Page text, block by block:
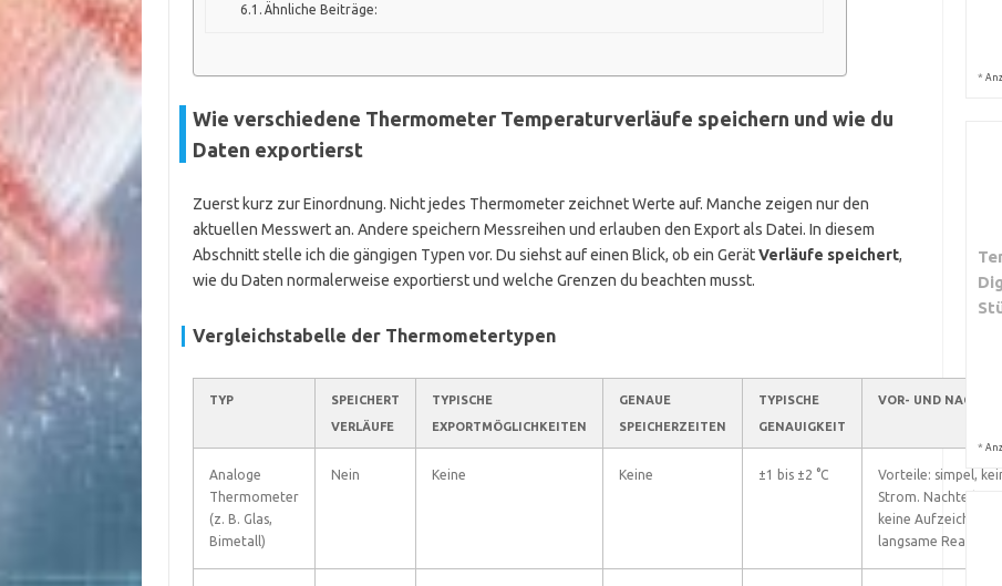
Ähnliche Beiträge:
Wie verschiedene Thermometer Temperaturverläufe speichern und wie du
Daten exportierst
Zuerst kurz zur Einordnung. Nicht jedes Thermometer zeichnet Werte auf. Manche zeigen nur den
aktuellen Messwert an. Andere speichern Messreihen und erlauben den Export als Datei. In diesem
Abschnitt stelle ich die gängigen Typen vor. Du siehst auf einen Blick, ob ein GerätVerläufe speichert,
wie du Daten normalerweise exportierst und welche Grenzen du beachten musst.
Vergleichstabelle der Thermometertypen
TYP
SPEICHERT
VERLÄUFE
TYPISCHE
EXPORTMÖGLICHKEITEN
GENAUE
SPEICHERZEITEN
TYPISCHE
GENAUIGKEIT
VOR- UND
Analoge
Thermometer
(z. B. Glas,
Bimetall)
Nein Keine Keine ±1 bis ±2 °C
Vorteile: simpel,
Strom. Nachteile:
keine Aufzeichnung,
langsame Reaktion.
*
*